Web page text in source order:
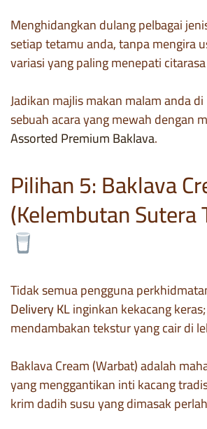
Menghidangkan dulang pelbagai
setiap tetamu anda, tanpa mengira
variasi yang paling menepati
Jadikan majlis makan malam anda
sebuah acara yang mewah dengan
Assorted Premium Baklava.
Pilihan 5: Baklava
(Kelembutan Sutera
Tidak semua pengguna
Delivery KLinginkan kekacang
mendambakan tekstur yang cair di
Baklava Cream (Warbat) adalah
yang menggantikan inti kacang
krim dadih susu yang dimasak